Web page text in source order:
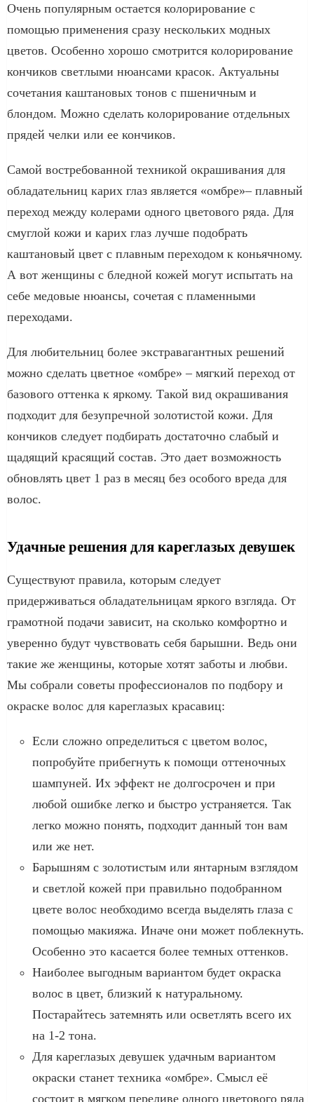
Очень популярным остается колорирование с
помощью применения сразу нескольких модных
цветов. Особенно хорошо смотрится колорирование
кончиков светлыми нюансами красок. Актуальны
сочетания каштановых тонов с пшеничным и
блондом. Можно сделать колорирование отдельных
прядей челки или ее кончиков.
Самой востребованной техникой окрашивания для
обладательниц карих глаз является «омбре»– плавный
переход между колерами одного цветового ряда. Для
смуглой кожи и карих глаз лучше подобрать
каштановый цвет с плавным переходом к коньячному.
А вот женщины с бледной кожей могут испытать на
себе медовые нюансы, сочетая с пламенными
переходами.
Для любительниц более экстравагантных решений
можно сделать цветное «омбре» – мягкий переход от
базового оттенка к яркому. Такой вид окрашивания
подходит для безупречной золотистой кожи. Для
кончиков следует подбирать достаточно слабый и
щадящий красящий состав. Это дает возможность
обновлять цвет 1 раз в месяц без особого вреда для
волос.
Удачные решения для кареглазых девушек
Существуют правила, которым следует
придерживаться обладательницам яркого взгляда. От
грамотной подачи зависит, на сколько комфортно и
уверенно будут чувствовать себя барышни. Ведь они
такие же женщины, которые хотят заботы и любви.
Мы собрали советы профессионалов по подбору и
окраске волос для кареглазых красавиц:
Если сложно определиться с цветом волос,
попробуйте прибегнуть к помощи оттеночных
шампуней. Их эффект не долгосрочен и при
любой ошибке легко и быстро устраняется. Так
легко можно понять, подходит данный тон вам
или же нет.
Барышням с золотистым или янтарным взглядом
и светлой кожей при правильно подобранном
цвете волос необходимо всегда выделять глаза с
помощью макияжа. Иначе они может поблекнуть.
Особенно это касается более темных оттенков.
Наиболее выгодным вариантом будет окраска
волос в цвет, близкий к натуральному.
Постарайтесь затемнять или осветлять всего их
на 1-2 тона.
Для кареглазых девушек удачным вариантом
окраски станет техника «омбре». Смысл её
состоит в мягком переливе одного цветового ряда